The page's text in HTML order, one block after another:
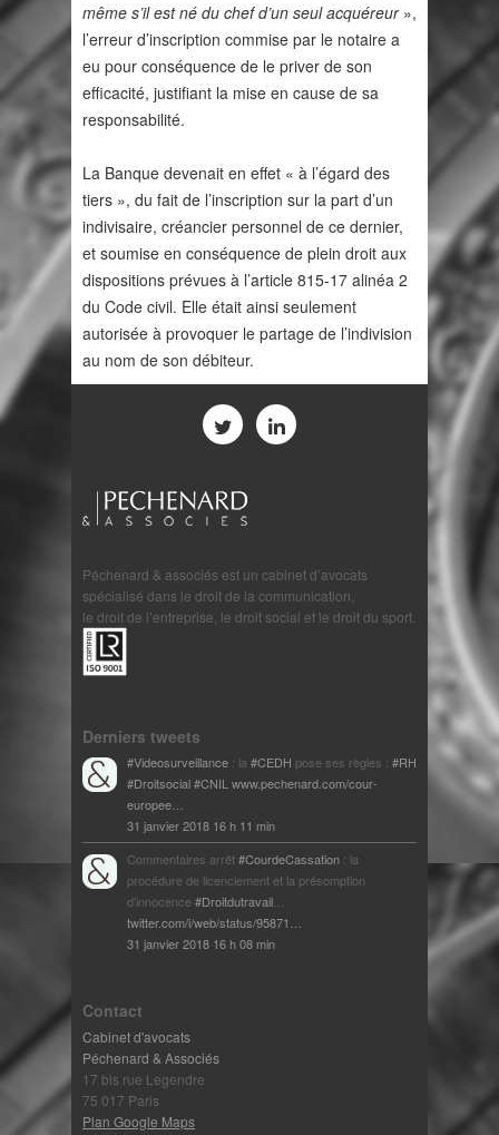
même s’il est né du chef d’un seul acquéreur»,
l’erreur d’inscription commise par le notaire a
eu pour conséquence de le priver de son
efficacité, justifiant la mise en cause de sa
responsabilité.
La Banque devenait en effet « à l’égard des
tiers », du fait de l’inscription sur la part d’un
indivisaire, créancier personnel de ce dernier,
et soumise en conséquence de plein droit aux
dispositions prévues à l’article 815-17 alinéa 2
du Code civil. Elle était ainsi seulement
autorisée à provoquer le partage de l’indivision
au nom de son débiteur.
Péchenard & associés est un cabinet d’avocats
spécialisé dans le droit de la communication,
le droit de l’entreprise, le droit social et le droit du sport.
Derniers tweets
#Videosurveillance : la#CEDH pose ses règles : #RH
#Droitsocial#CNILwww.pechenard.com/cour-
europee…
31 janvier 2018 16 h 11 min
Commentaires arrêt#CourdeCassation : la
procédure de licenciement et la présomption
d'innocence#Droitdutravail…
twitter.com/i/web/status/95871…
31 janvier 2018 16 h 08 min
Contact
Cabinet d'avocats
Péchenard & Associés
17 bis rue Legendre
75 017 Paris
Plan Google Maps